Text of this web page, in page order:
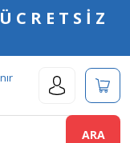
ÜCRETSİZ
ARA